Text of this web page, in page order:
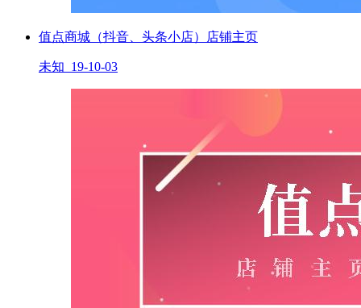
值点商城（抖音、头条小店）店铺主页
未知 19-10-03